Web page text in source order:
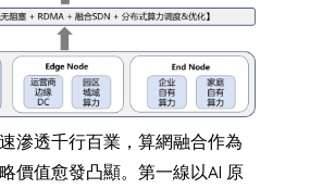
滲透千行百業，算網融合作為
價值愈發凸顯。第一線以AI 原